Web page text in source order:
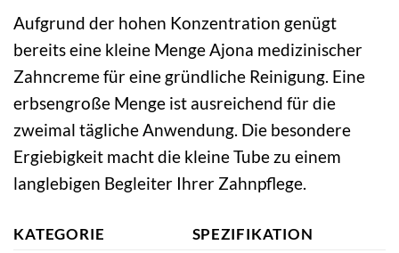
Aufgrund der hohen Konzentration genügt
bereits eine kleine Menge Ajona medizinischer
Zahncreme für eine gründliche Reinigung. Eine
erbsengroße Menge ist ausreichend für die
zweimal tägliche Anwendung. Die besondere
Ergiebigkeit macht die kleine Tube zu einem
langlebigen Begleiter Ihrer Zahnpflege.
KATEGORIE
SPEZIFIKATION